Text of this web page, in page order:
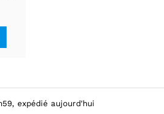
expédié aujourd'hui